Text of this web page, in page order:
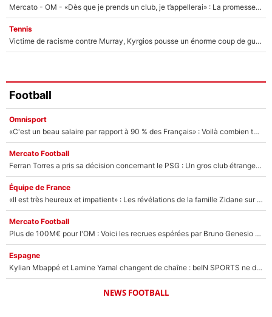
Mercato - OM - «Dès que je prends un club, je t’appellerai» : La promesse de Marcelino au moment de claquer la porte
Tennis
Victime de racisme contre Murray, Kyrgios pousse un énorme coup de gueule !
Football
Omnisport
«C'est un beau salaire par rapport à 90 % des Français» : Voilà combien touchait Nelson Monfort sur France Télévisions avant de rejoindre CNews
Mercato Football
Ferran Torres a pris sa décision concernant le PSG : Un gros club étranger prêt à relancer le feuilleton pour la signature du champion du monde 2026 !
Équipe de France
«Il est très heureux et impatient» : Les révélations de la famille Zidane sur sa prise de pouvoir en équipe de France !
Mercato Football
Plus de 100M€ pour l'OM : Voici les recrues espérées par Bruno Genesio et Grégory Lorenzi après l’opération dégraissage
Espagne
Kylian Mbappé et Lamine Yamal changent de chaîne : beIN SPORTS ne digère pas cette décision historique et prédit un fiasco pour la Liga
NEWS FOOTBALL